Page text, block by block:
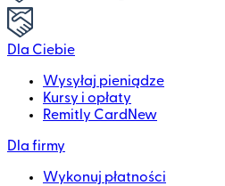
Dla Ciebie
Wysyłaj pieniądze
Kursy i opłaty
Remitly Card New
Dla firmy
Wykonuj płatności